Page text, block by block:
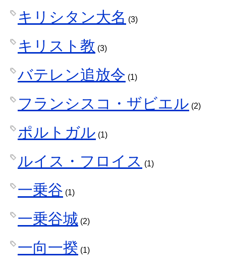
キリシタン大名 (3)
キリスト教 (3)
バテレン追放令 (1)
フランシスコ・ザビエル (2)
ポルトガル (1)
ルイス・フロイス (1)
一乗谷 (1)
一乗谷城 (2)
一向一揆 (1)